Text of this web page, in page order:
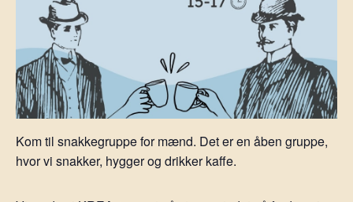
Kom til snakkegruppe for mænd. Det er en åben gruppe,
hvor vi snakker, hygger og drikker kaffe.